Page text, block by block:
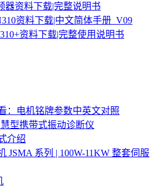
器资料下载|完整说明书
资料下载|中文简体手册_V09
资料下载|完整使用说明书
：电机铭牌参数中英文对照
型携带式振动诊断仪
介绍
JSMA 系列 | 100W-11KW 整套伺服